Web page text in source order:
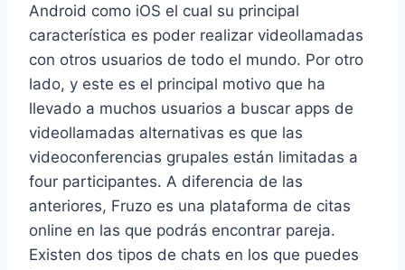
Android como iOS el cual su principal
característica es poder realizar videollamadas
con otros usuarios de todo el mundo. Por otro
lado, y este es el principal motivo que ha
llevado a muchos usuarios a buscar apps de
videollamadas alternativas es que las
videoconferencias grupales están limitadas a
four participantes. A diferencia de las
anteriores, Fruzo es una plataforma de citas
online en las que podrás encontrar pareja.
Existen dos tipos de chats en los que puedes